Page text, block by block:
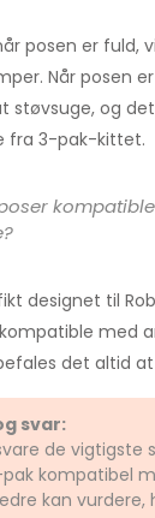
posen er fuld,
Når posen
støvsuge, og
fra 3-pak-kittet.
designet til
med
det altid
svar:
de vigtigste
kompatibel
kan